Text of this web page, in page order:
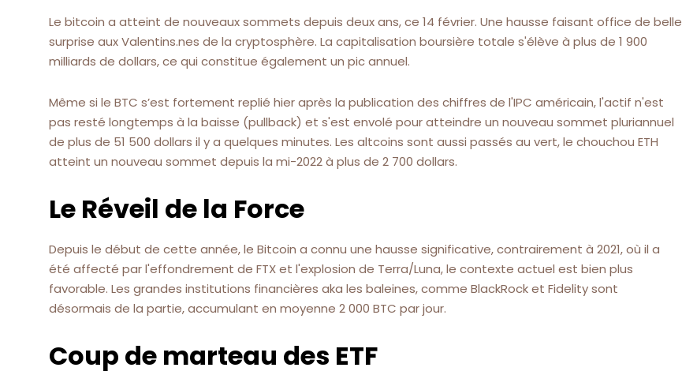
Le bitcoin a atteint de nouveaux sommets depuis deux ans, ce 14 février. Une hausse faisant office de belle
surprise aux Valentins.nes de la cryptosphère. La capitalisation boursière totale s'élève à plus de 1 900
milliards de dollars, ce qui constitue également un pic annuel.
Même si le BTC s’est fortement replié hier après la publication des chiffres de l'IPC américain, l'actif n'est
pas resté longtemps à la baisse (pullback) et s'est envolé pour atteindre un nouveau sommet pluriannuel
de plus de 51 500 dollars il y a quelques minutes. Les altcoins sont aussi passés au vert, le chouchou ETH
atteint un nouveau sommet depuis la mi-2022 à plus de 2 700 dollars.
Le Réveil de la Force
Depuis le début de cette année, le Bitcoin a connu une hausse significative, contrairement à 2021, où il a
été affecté par l'effondrement de FTX et l'explosion de Terra/Luna, le contexte actuel est bien plus
favorable. Les grandes institutions financières aka les baleines, comme BlackRock et Fidelity sont
désormais de la partie, accumulant en moyenne 2 000 BTC par jour.
Coup de marteau des ETF